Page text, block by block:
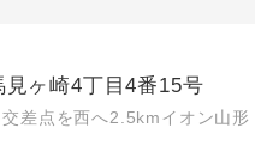
ヶ崎4丁目4番15号
差点を西へ2.5kmイオン山形